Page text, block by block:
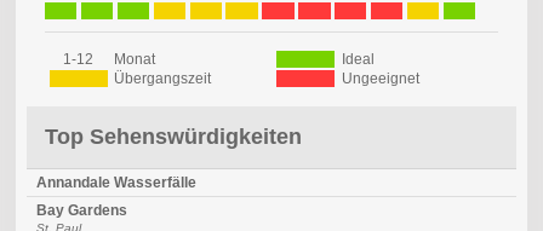
1-12 Monat
Ideal
Übergangszeit
Ungeeignet
Top Sehenswürdigkeiten
Annandale Wasserfälle
Bay Gardens